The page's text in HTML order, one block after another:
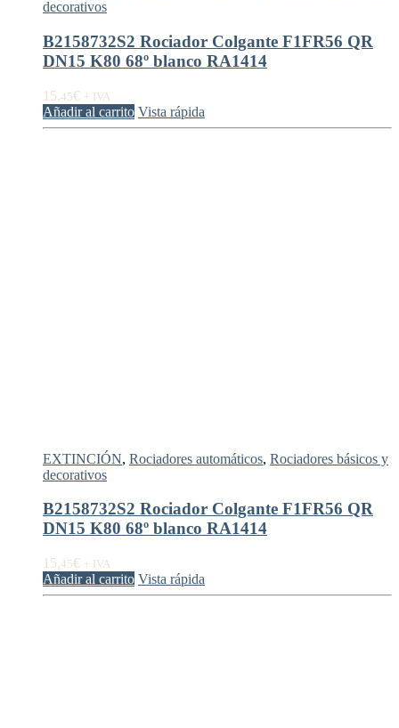
decorativos
B2158732S2 Rociador Colgante F1FR56 QR
DN15 K80 68º blanco RA1414
15,45€ + IVA
Añadir al carrito Vista rápida
EXTINCIÓN, Rociadores automáticos, Rociadores básicos y
decorativos
B2158732S2 Rociador Colgante F1FR56 QR
DN15 K80 68º blanco RA1414
15,45€ + IVA
Añadir al carrito Vista rápida